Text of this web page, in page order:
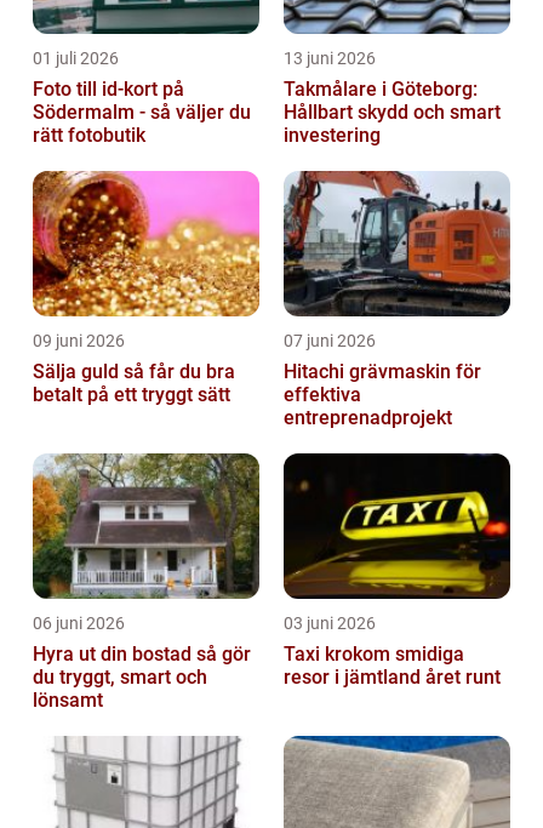
01 juli 2026
Foto till id-kort på
Södermalm - så väljer du
rätt fotobutik
13 juni 2026
Takmålare i Göteborg:
Hållbart skydd och smart
investering
09 juni 2026
Sälja guld så får du bra
betalt på ett tryggt sätt
07 juni 2026
Hitachi grävmaskin för
effektiva
entreprenadprojekt
06 juni 2026
Hyra ut din bostad så gör
du tryggt, smart och
lönsamt
03 juni 2026
Taxi krokom smidiga
resor i jämtland året runt